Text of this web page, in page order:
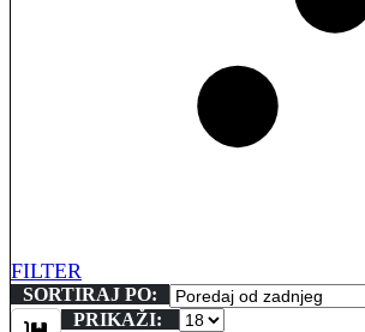
FILTER
SORTIRAJ PO:
PRIKAŽI: